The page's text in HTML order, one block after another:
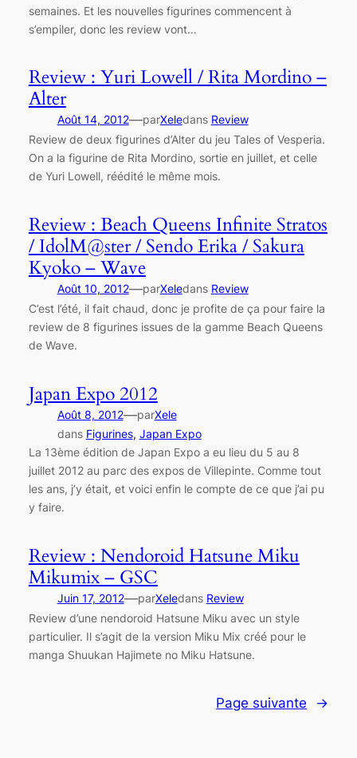
semaines. Et les nouvelles figurines commencent à
s’empiler, donc les review vont…
Review : Yuri Lowell / Rita Mordino –
Alter
Août 14, 2012—parXeledans Review
Review de deux figurines d’Alter du jeu Tales of Vesperia.
On a la figurine de Rita Mordino, sortie en juillet, et celle
de Yuri Lowell, réédité le même mois.
Review : Beach Queens Infinite Stratos
/ IdolM@ster / Sendo Erika / Sakura
Kyoko – Wave
Août 10, 2012—parXeledans Review
C’est l’été, il fait chaud, donc je profite de ça pour faire la
review de 8 figurines issues de la gamme Beach Queens
de Wave.
Japan Expo 2012
Août 8, 2012—parXele
dans Figurines, Japan Expo
La 13ème édition de Japan Expo a eu lieu du 5 au 8
juillet 2012 au parc des expos de Villepinte. Comme tout
les ans, j’y était, et voici enfin le compte de ce que j’ai pu
y faire.
Review : Nendoroid Hatsune Miku
Mikumix – GSC
Juin 17, 2012—parXeledans Review
Review d’une nendoroid Hatsune Miku avec un style
particulier. Il s’agit de la version Miku Mix créé pour le
manga Shuukan Hajimete no Miku Hatsune.
Page suivante →